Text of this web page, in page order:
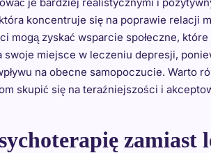
koncentruje się na poprawie relacji
mogą zyskać wsparcie społeczne,
miejsce w leczeniu depresji,
na obecne samopoczucie. Warto
skupić się na teraźniejszości i
zamiast